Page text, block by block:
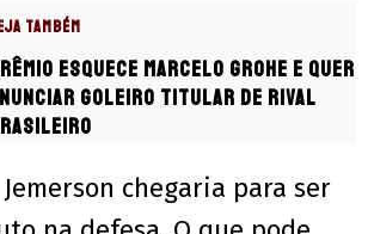
TAMBÉM
esquece Marcelo Grohe e quer
goleiro titular de rival
chegaria para ser